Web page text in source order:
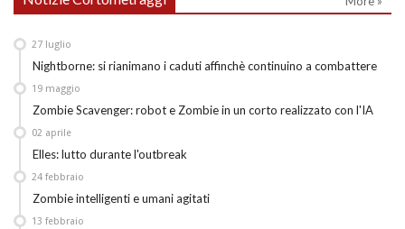
Nightborne: si rianimano i caduti affinchè continuino a combattere
27 luglio
Zombie Scavenger: robot e Zombie in un corto realizzato con l'IA
19 maggio
Elles: lutto durante l'outbreak
02 aprile
Zombie intelligenti e umani agitati
24 febbraio
13 febbraio